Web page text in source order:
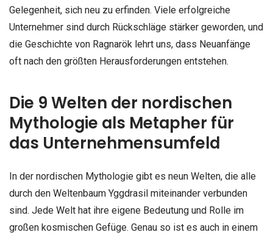
Gelegenheit, sich neu zu erfinden. Viele erfolgreiche
Unternehmer sind durch Rückschläge stärker geworden, und
die Geschichte von Ragnarök lehrt uns, dass Neuanfänge
oft nach den größten Herausforderungen entstehen.
Die 9 Welten der nordischen
Mythologie als Metapher für
das Unternehmensumfeld
In der nordischen Mythologie gibt es neun Welten, die alle
durch den Weltenbaum Yggdrasil miteinander verbunden
sind. Jede Welt hat ihre eigene Bedeutung und Rolle im
großen kosmischen Gefüge. Genau so ist es auch in einem